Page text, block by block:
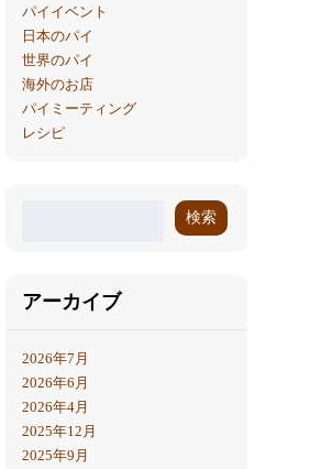
パイイベント
日本のパイ
世界のパイ
海外のお店
パイミーティング
レシピ
検索
アーカイブ
2026年7月
2026年6月
2026年4月
2025年12月
2025年9月